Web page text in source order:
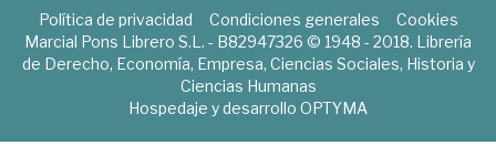
Política de privacidad Condiciones generales
Cookies
Marcial Pons Librero S.L. - B82947326 © 1948 - 2018. Librería
de Derecho, Economía, Empresa, Ciencias Sociales, Historia y
Ciencias Humanas
Hospedaje y desarrollo OPTYMA